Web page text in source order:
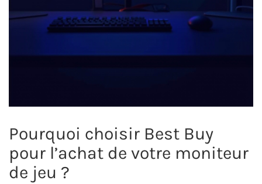
Pourquoi choisir Best Buy
pour l’achat de votre moniteur
de jeu ?